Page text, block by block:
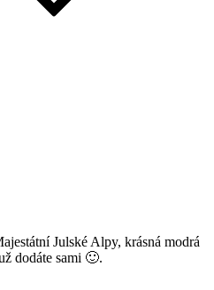
Julské Alpy, krásná modrá
dodáte sami 🙂.